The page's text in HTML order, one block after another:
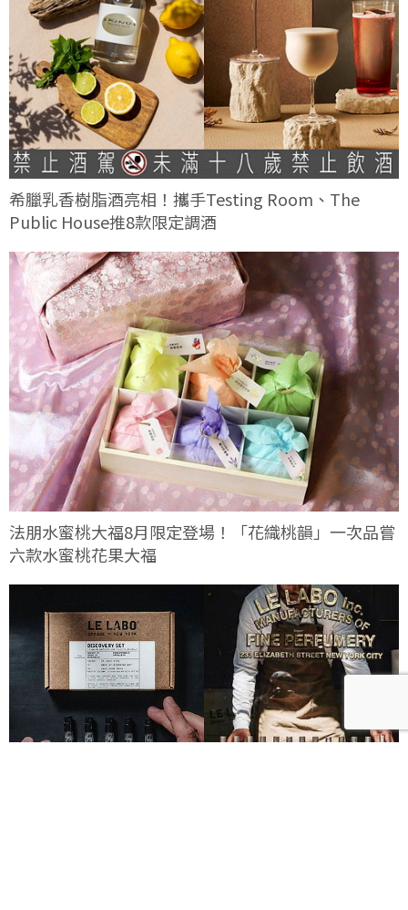
希臘乳香樹脂酒亮相！攜手Testing Room、The
Public House推8款限定調酒
法朋水蜜桃大福8月限定登場！「花織桃韻」一次品嘗
六款水蜜桃花果大福